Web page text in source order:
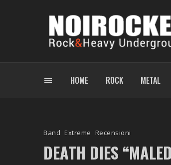
HOME ROCK METAL
Band Extreme Recensioni
DEATH DIES